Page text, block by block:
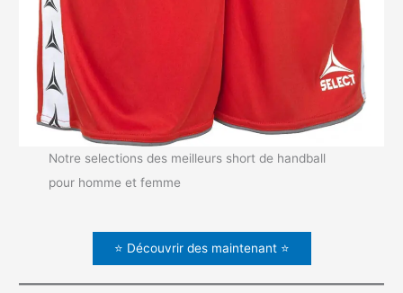
Notre selections des meilleurs short de handball
pour homme et femme
⭐ Découvrir des maintenant ⭐